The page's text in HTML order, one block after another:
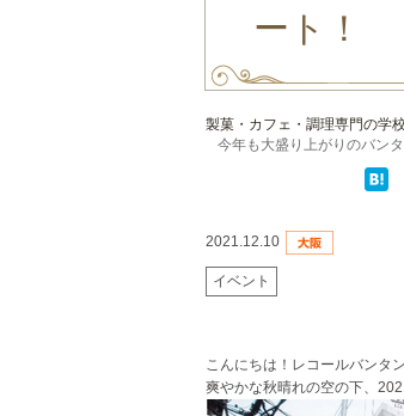
ート！
製菓・カフェ・調理専門の学
今年も大盛り上がりのバン
2021.12.10
イベント
こんにちは！レコールバンタ
爽やかな秋晴れの空の下、